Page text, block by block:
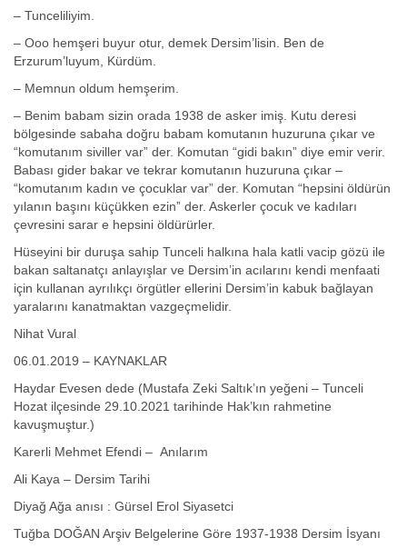
– Tunceliliyim.
– Ooo hemşeri buyur otur, demek Dersim’lisin. Ben de
Erzurum’luyum, Kürdüm.
– Memnun oldum hemşerim.
– Benim babam sizin orada 1938 de asker imiş. Kutu deresi
bölgesinde sabaha doğru babam komutanın huzuruna çıkar ve
“komutanım siviller var” der. Komutan “gidi bakın” diye emir verir.
Babası gider bakar ve tekrar komutanın huzuruna çıkar –
“komutanım kadın ve çocuklar var” der. Komutan “hepsini öldürün
yılanın başını küçükken ezin” der. Askerler çocuk ve kadıları
çevresini sarar e hepsini öldürürler.
Hüseyini bir duruşa sahip Tunceli halkına hala katli vacip gözü ile
bakan saltanatçı anlayışlar ve Dersim’in acılarını kendi menfaati
için kullanan ayrılıkçı örgütler ellerini Dersim’in kabuk bağlayan
yaralarını kanatmaktan vazgeçmelidir.
Nihat Vural
06.01.2019 – KAYNAKLAR
Haydar Evesen dede (Mustafa Zeki Saltık’ın yeğeni – Tunceli
Hozat ilçesinde 29.10.2021 tarihinde Hak’kın rahmetine
kavuşmuştur.)
Karerli Mehmet Efendi – Anılarım
Ali Kaya – Dersim Tarihi
Diyağ Ağa anısı : Gürsel Erol Siyasetci
Tuğba DOĞAN Arşiv Belgelerine Göre 1937-1938 Dersim İsyanı